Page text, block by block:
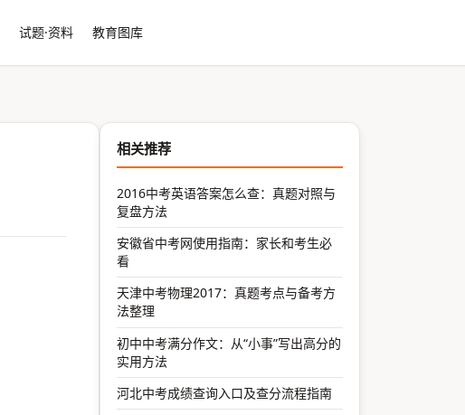
试题·资料 教育图库
相关推荐
2016中考英语答案怎么查：真题对照与
复盘方法
安徽省中考网使用指南：家长和考生必
看
天津中考物理2017：真题考点与备考方
法整理
初中中考满分作文：从“小事”写出高分的
实用方法
河北中考成绩查询入口及查分流程指南